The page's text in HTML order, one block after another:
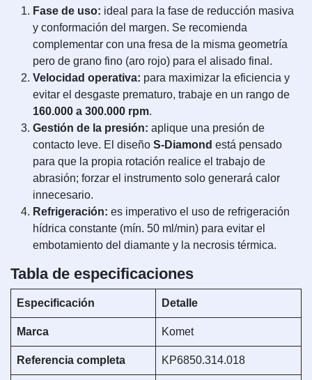
Fase de uso: ideal para la fase de reducción masiva
y conformación del margen. Se recomienda
complementar con una fresa de la misma geometría
pero de grano fino (aro rojo) para el alisado final.
Velocidad operativa: para maximizar la eficiencia y
evitar el desgaste prematuro, trabaje en un rango de
160.000 a 300.000 rpm.
Gestión de la presión: aplique una presión de
contacto leve. El diseño S-Diamond está pensado
para que la propia rotación realice el trabajo de
abrasión; forzar el instrumento solo generará calor
innecesario.
Refrigeración: es imperativo el uso de refrigeración
hídrica constante (mín. 50 ml/min) para evitar el
embotamiento del diamante y la necrosis térmica.
Tabla de especificaciones
Especificación Detalle
Marca Komet
Referencia completa KP6850.314.018